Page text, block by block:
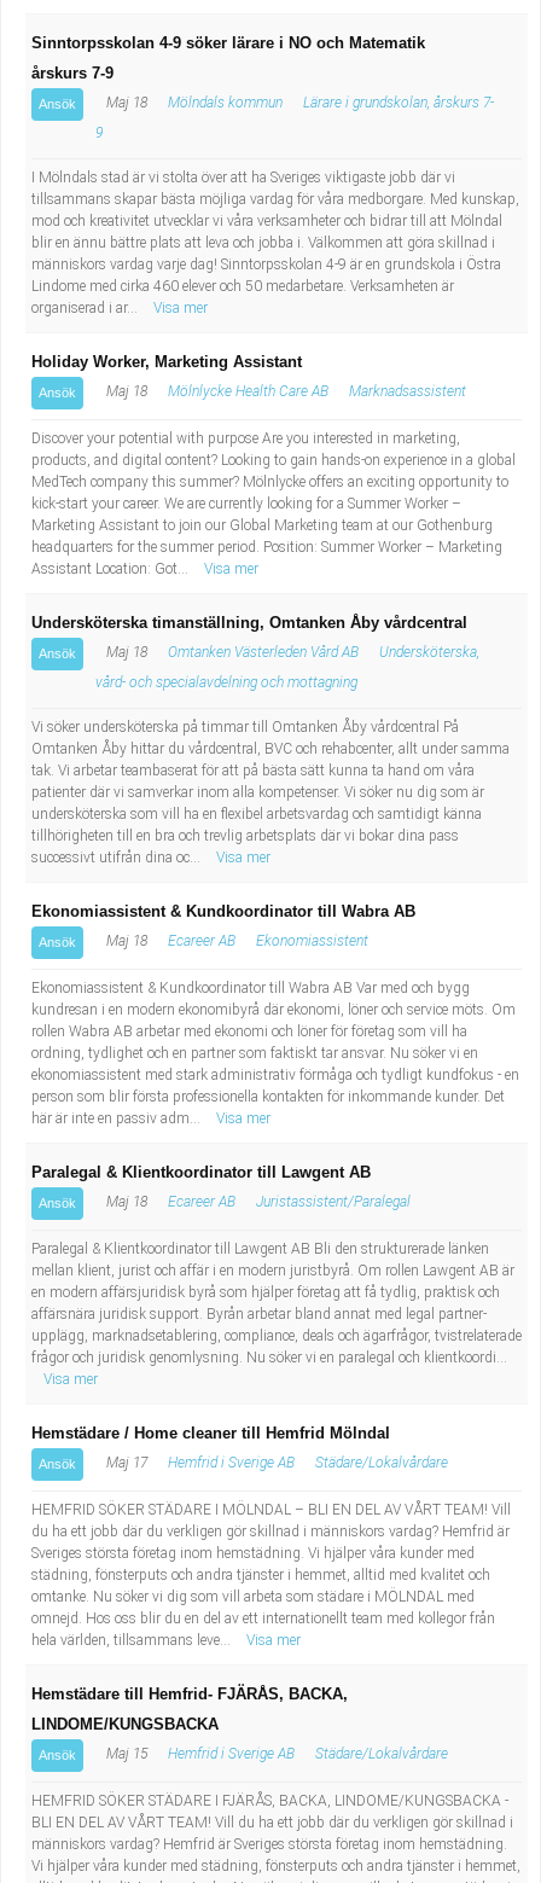
Sinntorpsskolan 4-9 söker lärare i NO och Matematik
årskurs 7-9
Ansök Maj 18 Mölndals kommun
Lärare i grundskolan, årskurs 7-
9
I Mölndals stad är vi stolta över att ha Sveriges viktigaste jobb där vi
tillsammans skapar bästa möjliga vardag för våra medborgare. Med kunskap,
mod och kreativitet utvecklar vi våra verksamheter och bidrar till att Mölndal
blir en ännu bättre plats att leva och jobba i. Välkommen att göra skillnad i
människors vardag varje dag! Sinntorpsskolan 4-9 är en grundskola i Östra
Lindome med cirka 460 elever och 50 medarbetare. Verksamheten är
organiserad i ar...
Visa mer
Holiday Worker, Marketing Assistant
Ansök Maj 18 Mölnlycke Health Care AB Marknadsassistent
Discover your potential with purpose Are you interested in marketing,
products, and digital content? Looking to gain hands-on experience in a global
MedTech company this summer? Mölnlycke offers an exciting opportunity to
kick-start your career. We are currently looking for a Summer Worker –
Marketing Assistant to join our Global Marketing team at our Gothenburg
headquarters for the summer period. Position: Summer Worker – Marketing
Assistant Location: Got...
Visa mer
Undersköterska timanställning, Omtanken Åby vårdcentral
Ansök Maj 18 Omtanken Västerleden Vård AB
Undersköterska,
vård- och specialavdelning och mottagning
Vi söker undersköterska på timmar till Omtanken Åby vårdcentral På
Omtanken Åby hittar du vårdcentral, BVC och rehabcenter, allt under samma
tak. Vi arbetar teambaserat för att på bästa sätt kunna ta hand om våra
patienter där vi samverkar inom alla kompetenser. Vi söker nu dig som är
undersköterska som vill ha en flexibel arbetsvardag och samtidigt känna
tillhörigheten till en bra och trevlig arbetsplats där vi bokar dina pass
successivt utifrån dina oc...
Visa mer
Ekonomiassistent & Kundkoordinator till Wabra AB
Ansök Maj 18 Ecareer AB Ekonomiassistent
Ekonomiassistent & Kundkoordinator till Wabra AB Var med och bygg
kundresan i en modern ekonomibyrå där ekonomi, löner och service möts. Om
rollen Wabra AB arbetar med ekonomi och löner för företag som vill ha
ordning, tydlighet och en partner som faktiskt tar ansvar. Nu söker vi en
ekonomiassistent med stark administrativ förmåga och tydligt kundfokus - en
person som blir första professionella kontakten för inkommande kunder. Det
här är inte en passiv adm...
Visa mer
Paralegal & Klientkoordinator till Lawgent AB
Ansök Maj 18 Ecareer AB Juristassistent/Paralegal
Paralegal & Klientkoordinator till Lawgent AB Bli den strukturerade länken
mellan klient, jurist och affär i en modern juristbyrå. Om rollen Lawgent AB är
en modern affärsjuridisk byrå som hjälper företag att få tydlig, praktisk och
affärsnära juridisk support. Byrån arbetar bland annat med legal partner-
upplägg, marknadsetablering, compliance, deals och ägarfrågor, tvistrelaterade
frågor och juridisk genomlysning. Nu söker vi en paralegal och klientkoordi...
Visa mer
Hemstädare / Home cleaner till Hemfrid Mölndal
Ansök Maj 17 Hemfrid i Sverige AB Städare/Lokalvårdare
HEMFRID SÖKER STÄDARE I MÖLNDAL – BLI EN DEL AV VÅRT TEAM! Vill
du ha ett jobb där du verkligen gör skillnad i människors vardag? Hemfrid är
Sveriges största företag inom hemstädning. Vi hjälper våra kunder med
städning, fönsterputs och andra tjänster i hemmet, alltid med kvalitet och
omtanke. Nu söker vi dig som vill arbeta som städare i MÖLNDAL med
omnejd. Hos oss blir du en del av ett internationellt team med kollegor från
hela världen, tillsammans leve...
Visa mer
Hemstädare till Hemfrid- FJÄRÅS, BACKA,
LINDOME/KUNGSBACKA
Ansök Maj 15 Hemfrid i Sverige AB Städare/Lokalvårdare
HEMFRID SÖKER STÄDARE I FJÄRÅS, BACKA, LINDOME/KUNGSBACKA -
BLI EN DEL AV VÅRT TEAM! Vill du ha ett jobb där du verkligen gör skillnad i
människors vardag? Hemfrid är Sveriges största företag inom hemstädning.
Vi hjälper våra kunder med städning, fönsterputs och andra tjänster i hemmet,